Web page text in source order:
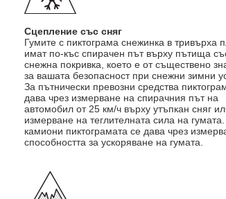
Сцепление със сняг
Гумите с пиктограма снежинка в тривърха
имат по-къс спирачен път върху пътища
снежна покривка, което е от съществено
за вашата безопасност при снежни зимни
За пътнически превозни средства
дава чрез измерване на спирачния път на
автомобил от 25 км/ч върху утъпкан сняг
измерване на теглителната сила на
камиони пиктограмата се дава чрез
способността за ускоряване на гумата.